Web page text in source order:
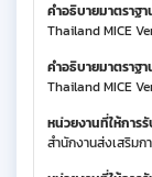
คำอธิบายมาตราฐ
Thailand MICE
คำอธิบายมาตราฐ
Thailand MICE
หน่วยงานที่ให้การ
สำนักงานส่งเสริมก